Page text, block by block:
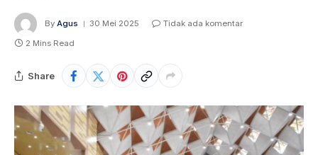
By Agus 30 Mei 2025
Tidak ada komentar
2 Mins Read
Share